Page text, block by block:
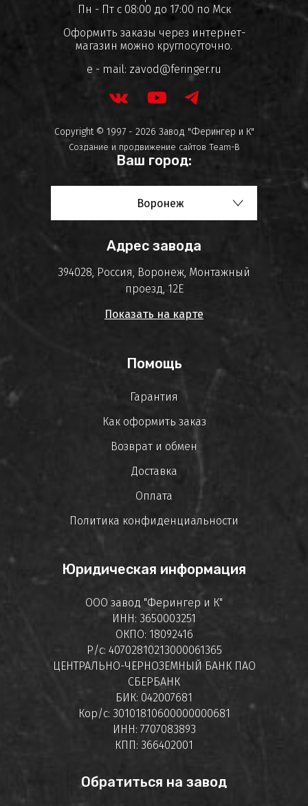
Пн - Пт с 08:00 до 17:00 по Мск
Оформить заказы через интернет-
магазин можно круглосуточно.
e - mail: zavod@feringer.ru
Copyright © 1997 - 2026 Завод "Ферингер и К"
Создание и продвижение сайтов Team-B
Ваш город:
Воронеж
Адрес завода
394028, Россия, Воронеж, Монтажный
проезд, 12Е
Показать на карте
Помощь
Гарантия
Как оформить заказ
Возврат и обмен
Доставка
Оплата
Политика конфиденциальности
Юридическая информация
ООО завод "Ферингер и К"
ИНН: 3650003251
ОКПО: 18092416
Р/с: 40702810213000061365
ЦЕНТРАЛЬНО-ЧЕРНОЗЕМНЫЙ БАНК ПАО
СБЕРБАНК
БИК: 042007681
Кор/с: 30101810600000000681
ИНН: 7707083893
КПП: 366402001
Обратиться на завод